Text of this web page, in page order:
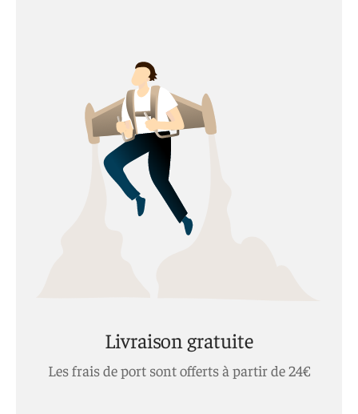
Livraison gratuite
Les frais de port sont offerts à partir de 24€